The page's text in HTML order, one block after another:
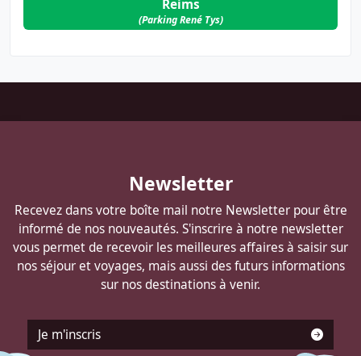
Reims
(Parking René Tys)
de
Newsletter
Recevez dans votre boîte mail notre Newsletter pour être
informé de nos nouveautés. S'inscrire à notre newsletter
vous permet de recevoir les meilleures affaires à saisir sur
nos séjour et voyages, mais aussi des futurs informations
sur nos destinations à venir.
Je m'inscris